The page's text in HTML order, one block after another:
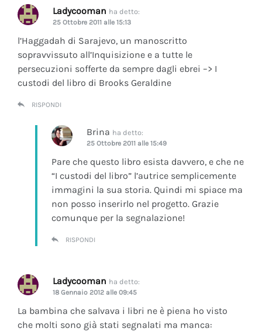
Ladycooman ha detto:
25 Ottobre 2011 alle 15:13
l’Haggadah di Sarajevo, un manoscritto
sopravvissuto all’Inquisizione e a tutte le
persecuzioni sofferte da sempre dagli ebrei –> I
custodi del libro di Brooks Geraldine
RISPONDI
Brina ha detto:
25 Ottobre 2011 alle 15:49
Pare che questo libro esista davvero, e che ne
“I custodi del libro” l’autrice semplicemente
immagini la sua storia. Quindi mi spiace ma
non posso inserirlo nel progetto. Grazie
comunque per la segnalazione!
RISPONDI
Ladycooman ha detto:
18 Gennaio 2012 alle 09:45
La bambina che salvava i libri ne è piena ho visto
che molti sono già stati segnalati ma manca: